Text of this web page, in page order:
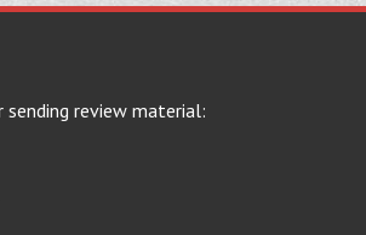
sending review material: